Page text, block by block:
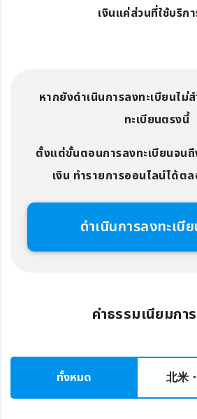
เงินแค่ส่วนที่ใช้บริก
หากยังดำเนินการลงทะเบียนไม่
ทะเบียนตรงนี้
ตั้งแต่ขั้นตอนการลงทะเบียนจน
เงิน ทำรายการออนไลน์ได้ต
ดำเนินการลงทะเ
ค่าธรรมเนียมกา
ทั้งหมด 北米